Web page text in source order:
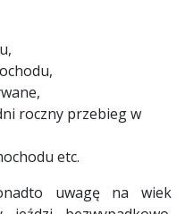
roczny przebieg w
etc.
uwagę na wiek